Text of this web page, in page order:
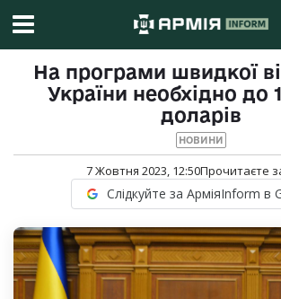
На програми швидкої
України необхідно до
доларів
НОВИНИ
7 Жовтня 2023, 12:50Прочитаєте
Слідкуйте за АрміяInform в